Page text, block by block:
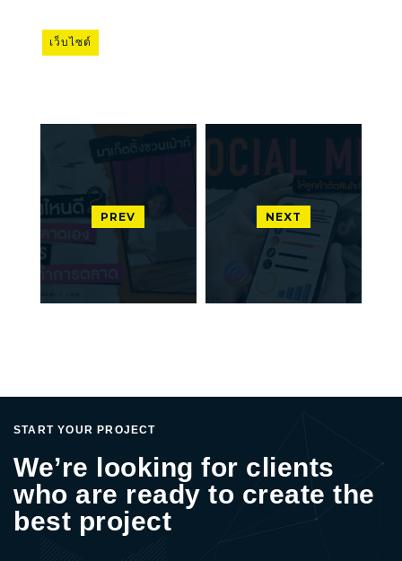
เว็บไซต์
PREV NEXT
START YOUR PROJECT
We’re looking for clients
who are ready to create the
best project